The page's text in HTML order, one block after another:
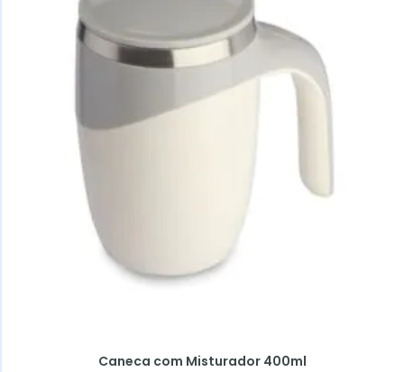
Caneca com Misturador 400ml